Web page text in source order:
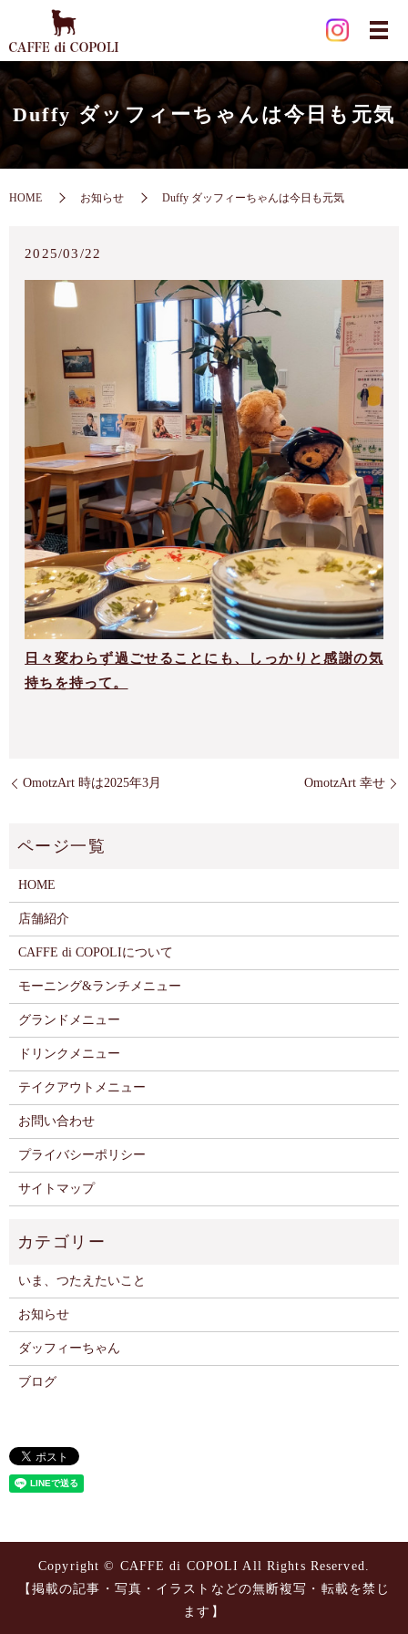
Duffy ダッフィーちゃんは今日も元気
HOME お知らせ Duffy ダッフィーちゃんは今日も元気
2025/03/22
日々変わらず過ごせることにも、しっかりと感謝の気
持ちを持って。
OmotzArt 時は2025年3月 OmotzArt 幸せ
HOME
店舗紹介
CAFFE di COPOLIについて
モーニング&ランチメニュー
グランドメニュー
ドリンクメニュー
テイクアウトメニュー
お問い合わせ
プライバシーポリシー
サイトマップ
いま、つたえたいこと
お知らせ
ダッフィーちゃん
ブログ
Copyright © CAFFE di COPOLI All Rights Reserved.
【掲載の記事・写真・イラストなどの無断複写・転載を禁じ
ます】